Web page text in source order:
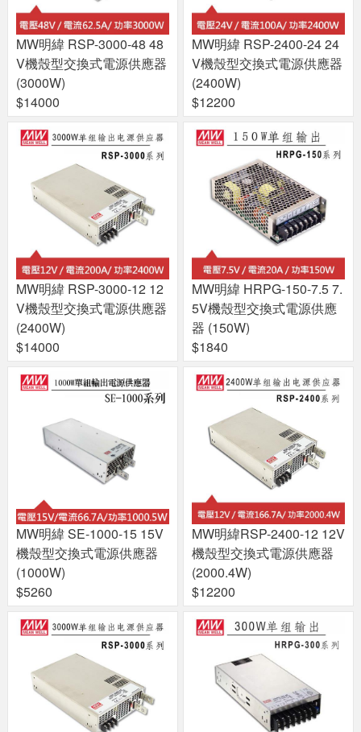
MW明緯 RSP-3000-48 48
V機殼型交換式電源供應器
(3000W)
$14000
MW明緯 RSP-2400-24 24
V機殼型交換式電源供應器
(2400W)
$12200
MW明緯 RSP-3000-12 12
V機殼型交換式電源供應器
(2400W)
$14000
MW明緯 HRPG-150-7.5 7.
5V機殼型交換式電源供應
器 (150W)
$1840
MW明緯 SE-1000-15 15V
機殼型交換式電源供應器
(1000W)
$5260
MW明緯RSP-2400-12 12V
機殼型交換式電源供應器
(2000.4W)
$12200